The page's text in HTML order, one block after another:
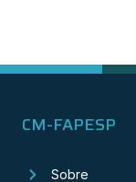
CM-FAPESP
Sobre